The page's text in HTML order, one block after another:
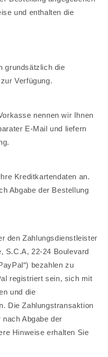
und enthalten die
grundsätzlich die
Verfügung.
nennen wir Ihnen
E-Mail und liefern
Kreditkartendaten an.
Abgabe der Bestellung
den Zahlungsdienstleister
S.C.A, 22-24 Boulevard
bezahlen zu
registriert sein, sich mit
und die
Die Zahlungstransaktion
Abgabe der
Hinweise erhalten Sie